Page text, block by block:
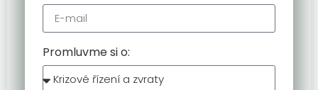
Promluvme si o: